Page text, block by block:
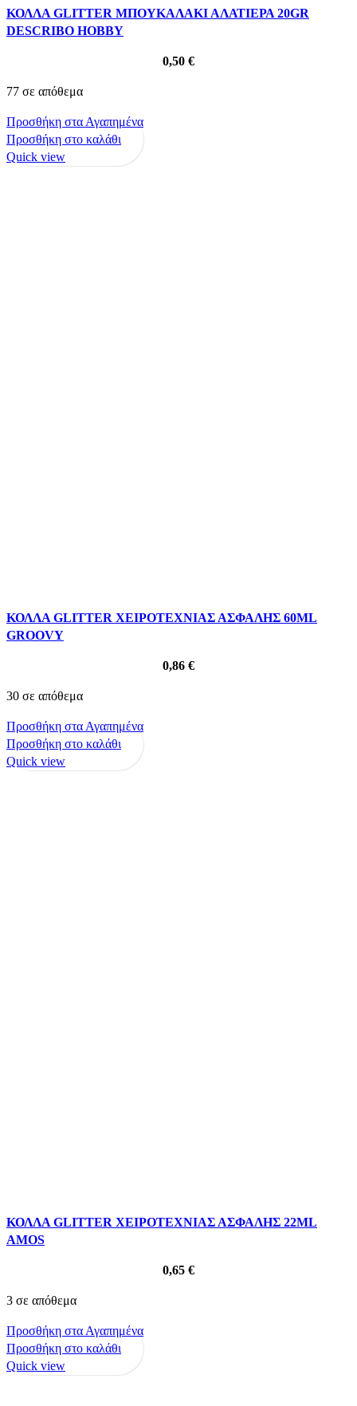
ΚΟΛΛΑ GLITTER ΜΠΟΥΚΑΛΑΚΙ ΑΛΑΤΙΕΡΑ 20GR
DESCRIBO HOBBY
0,50 €
77 σε απόθεμα
Προσθήκη στα Αγαπημένα
Προσθήκη στο καλάθι
Quick view
ΚΟΛΛΑ GLITTER ΧΕΙΡΟΤΕΧΝΙΑΣ ΑΣΦΑΛΗΣ 60ML
GROOVY
0,86 €
30 σε απόθεμα
Προσθήκη στα Αγαπημένα
Προσθήκη στο καλάθι
Quick view
ΚΟΛΛΑ GLITTER ΧΕΙΡΟΤΕΧΝΙΑΣ ΑΣΦΑΛΗΣ 22ML
AMOS
0,65 €
3 σε απόθεμα
Προσθήκη στα Αγαπημένα
Προσθήκη στο καλάθι
Quick view